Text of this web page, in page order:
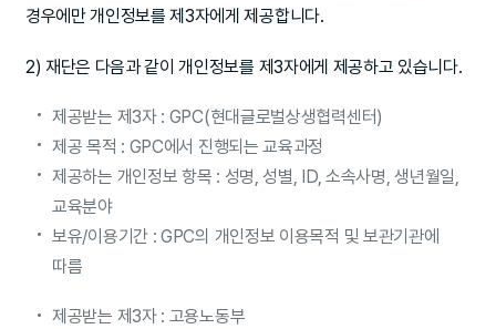
경우에만 개인정보를 제3자에게 제공합니다.
2) 재단은 다음과 같이 개인정보를 제3자에게 제공하고 있습니다.
제공받는 제3자 : GPC(현대글로벌상생협력센터)
제공 목적 : GPC에서 진행되는 교육과정
제공하는 개인정보 항목 : 성명, 성별, ID, 소속사명, 생년월일,
교육분야
보유/이용기간 : GPC의 개인정보 이용목적 및 보관기관에
따름
제공받는 제3자 : 고용노동부